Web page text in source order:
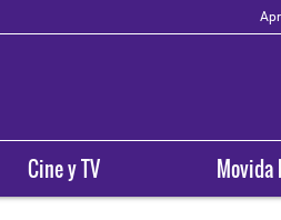
Cine y TV Movida